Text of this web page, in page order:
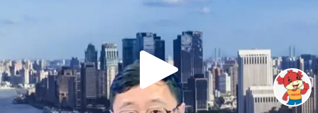
Play
Video